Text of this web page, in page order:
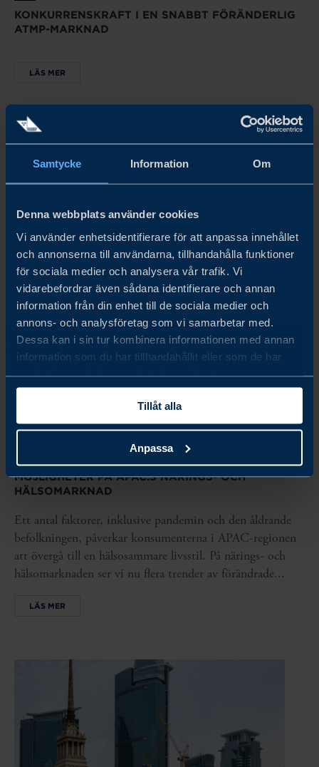
Samtycke Information Om
Denna webbplats använder cookies
Vi använder enhetsidentifierare för att anpassa innehållet
och annonserna till användarna, tillhandahålla funktioner
för sociala medier och analysera vår trafik. Vi
vidarebefordrar även sådana identifierare och annan
information från din enhet till de sociala medier och
annons- och analysföretag som vi samarbetar med.
Dessa kan i sin tur kombinera informationen med annan
information som du har tillhandahållit eller som de har
samlat in när du har använt deras tjänster.
Tillåt alla
Anpassa
KONKURRENSKRAFT I EN SNABBT FÖRÄNDERLIG
ATMP-MARKNAD
LÄS MER
Utforska våra insikter
ARTIKEL
ATT LEVA ETT HÄLSOSAMMARE LIV —
MÖJLIGHETER PÅ APAC:S NÄRINGS- OCH
HÄLSOMARKNAD
Ett antal faktorer, inklusive pandemin och den åldrande
befolkningen, påverkar konsumenterna i APAC-regionen
att övergå till en hälsosammare livsstil. På närings- och
hälsomarknaden ser vi nu flera trender av förändrade...
LÄS MER